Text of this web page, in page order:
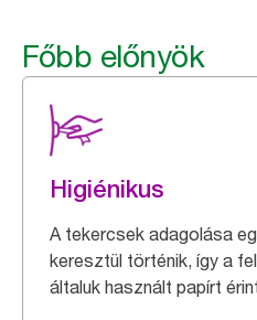
Főbb előnyök
Higiénikus
A tekercsek adagolása
keresztül történik, így a
általuk használt papírt